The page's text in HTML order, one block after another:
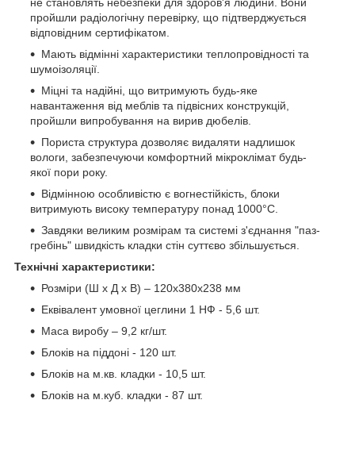
пройшли радіологічну перевірку, що підтверджується
відповідним сертифікатом.
Мають відмінні характеристики теплопровідності та
шумоізоляції.
Міцні та надійні, що витримують будь-яке
навантаження від меблів та підвісних конструкцій,
пройшли випробування на вирив дюбелів.
Пориста структура дозволяє видаляти надлишок
вологи, забезпечуючи комфортний мікроклімат будь-
якої пори року.
Відмінною особливістю є вогнестійкість, блоки
витримують високу температуру понад 1000°С.
Завдяки великим розмірам та системі з'єднання "паз-
гребінь" швидкість кладки стін суттєво збільшується.
Технічні характеристики:
Розміри (Ш х Д х В) – 120х380х238 мм
Еквівалент умовної цеглини 1 НФ - 5,6 шт.
Маса виробу – 9,2 кг/шт.
Блоків на піддоні - 120 шт.
Блоків на м.кв. кладки - 10,5 шт.
Блоків на м.куб. кладки - 87 шт.